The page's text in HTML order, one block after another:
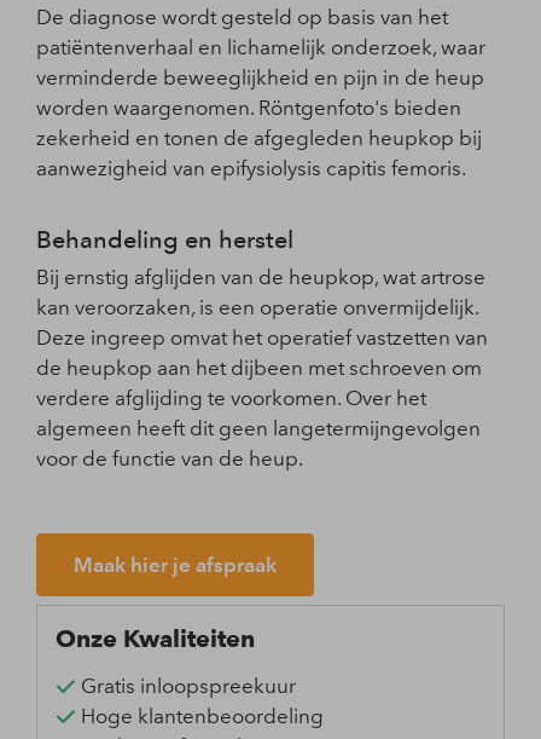
De diagnose wordt gesteld op basis van het
patiëntenverhaal en lichamelijk onderzoek, waar
verminderde beweeglijkheid en pijn in de heup
worden waargenomen. Röntgenfoto's bieden
zekerheid en tonen de afgegleden heupkop bij
aanwezigheid van epifysiolysis capitis femoris.
Behandeling en herstel
Bij ernstig afglijden van de heupkop, wat artrose
kan veroorzaken, is een operatie onvermijdelijk.
Deze ingreep omvat het operatief vastzetten van
de heupkop aan het dijbeen met schroeven om
verdere afglijding te voorkomen. Over het
algemeen heeft dit geen langetermijngevolgen
voor de functie van de heup.
Maak hier je afspraak
Onze Kwaliteiten
Gratis inloopspreekuur
Hoge klantenbeoordeling